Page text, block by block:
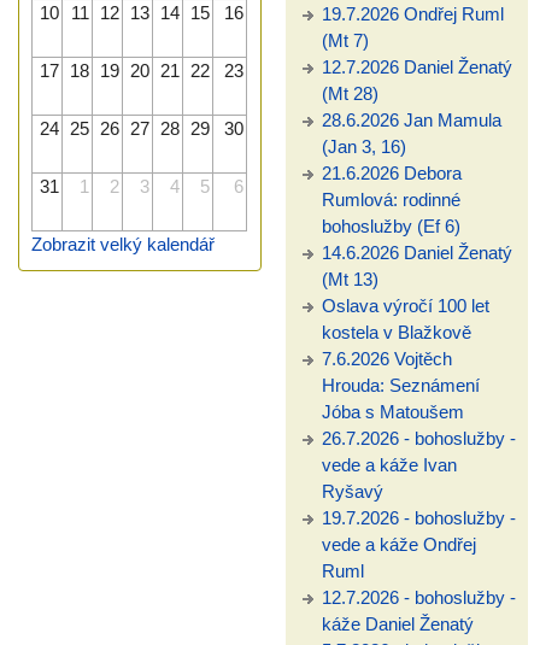
10 11 12 13 14 15 16
17 18 19 20 21 22 23
24 25 26 27 28 29 30
31 1 2 3 4 5 6
Zobrazit velký kalendář
19.7.2026 Ondřej Ruml
(Mt 7)
12.7.2026 Daniel Ženatý
(Mt 28)
28.6.2026 Jan Mamula
(Jan 3, 16)
21.6.2026 Debora
Rumlová: rodinné
bohoslužby (Ef 6)
14.6.2026 Daniel Ženatý
(Mt 13)
Oslava výročí 100 let
kostela v Blažkově
7.6.2026 Vojtěch
Hrouda: Seznámení
Jóba s Matoušem
26.7.2026 - bohoslužby -
vede a káže Ivan
Ryšavý
19.7.2026 - bohoslužby -
vede a káže Ondřej
Ruml
12.7.2026 - bohoslužby -
káže Daniel Ženatý